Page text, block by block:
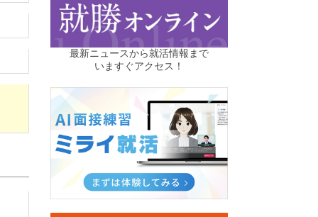
最新ニュースから就活情報まで
いますぐアクセス！